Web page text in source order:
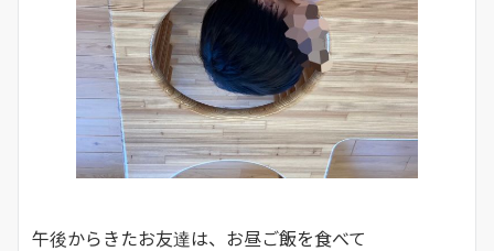
午後からきたお友達は、お昼ご飯を食べて